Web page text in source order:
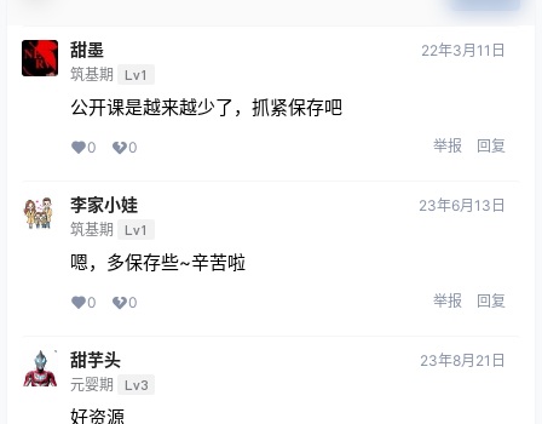
甜墨
筑基期 Lv1
22年3月11日
公开课是越来越少了，抓紧保存吧
0 0 举报 回复
李家小娃
筑基期 Lv1
23年6月13日
嗯，多保存些~辛苦啦
0 0 举报 回复
甜芋头
元婴期 Lv3
23年8月21日
好资源